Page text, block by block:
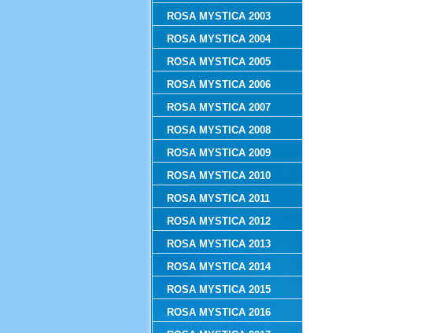
ROSA MYSTICA 2003
ROSA MYSTICA 2004
ROSA MYSTICA 2005
ROSA MYSTICA 2006
ROSA MYSTICA 2007
ROSA MYSTICA 2008
ROSA MYSTICA 2009
ROSA MYSTICA 2010
ROSA MYSTICA 2011
ROSA MYSTICA 2012
ROSA MYSTICA 2013
ROSA MYSTICA 2014
ROSA MYSTICA 2015
ROSA MYSTICA 2016